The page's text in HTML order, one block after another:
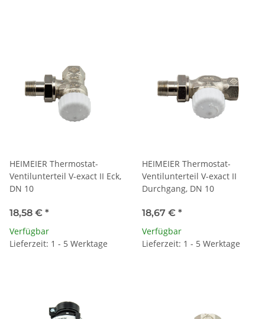
HEIMEIER Thermostat-
Ventilunterteil V-exact II Eck,
DN 10
18,58 € *
Verfügbar
Lieferzeit: 1 - 5 Werktage
HEIMEIER Thermostat-
Ventilunterteil V-exact II
Durchgang, DN 10
18,67 € *
Verfügbar
Lieferzeit: 1 - 5 Werktage